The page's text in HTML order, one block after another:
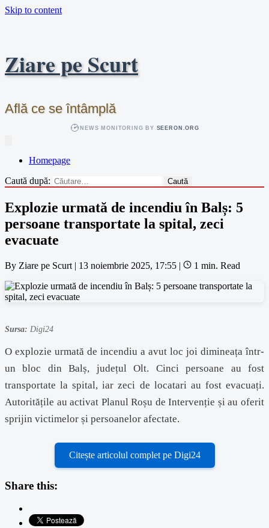
Skip to content
Ziare pe Scurt
Află ce se întâmplă
NEWS MONITORING BY SEERON.ORG
Homepage
Caută după:
Explozie urmată de incendiu în Balș: 5
persoane transportate la spital, zeci
evacuate
By Ziare pe Scurt | 13 noiembrie 2025, 17:55 | 1 min. Read
Sursa: Digi24
O explozie urmată de incendiu a avut loc joi dimineața într-
un bloc din Balș, județul Olt. Cinci persoane au fost
transportate la spital, iar zeci de locatari au fost evacuați.
Autoritățile au activat Planul Roșu de Intervenție și au oferit
sprijin victimelor și persoanelor afectate.
Citește articolul complet pe Digi24
Share this: